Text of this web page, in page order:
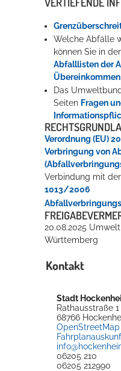
Welche Abfälle
können Sie in
Abfalllisten der
Übereinkommen
Das
Seiten Fragen
Verordnung (EU)
Verbringung von
Verbindung mit der
1013/2006
20.08.2025
Württemberg
Kontakt
Stadt
Rathausstraße 1
68766
OpenStreetMap
06205 210
06205 212990